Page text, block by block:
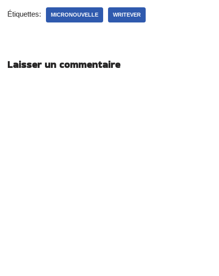
Étiquettes: MICRONOUVELLE WRITEVER
Laisser un commentaire